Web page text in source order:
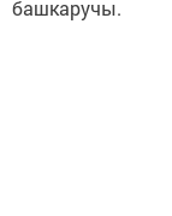
башкаручы.